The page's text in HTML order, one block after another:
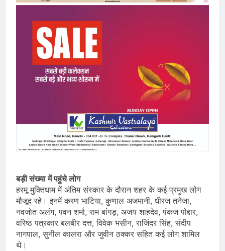
बड़ी संख्या में पहुंचे लोग
हरमू मुक्तिधाम में अंतिम संस्कार के दौरान शहर के कई प्रमुख लोग
मौजूद रहे। इनमें करण भाटिया, कुणाल अजमानी, धीरज तनेजा,
नवजोत अलंग, पवन शर्मा, राम बांगड़, अजय शाहदेव, पंकज पोद्दार,
वरिष्ठ पत्रकार बलबीर दत्त, विवेक भसीन, राजिंदर सिंह, संदीप
नागपाल, सुनील कालरा और जुवीन ठक्कर सहित कई लोग शामिल
थे।